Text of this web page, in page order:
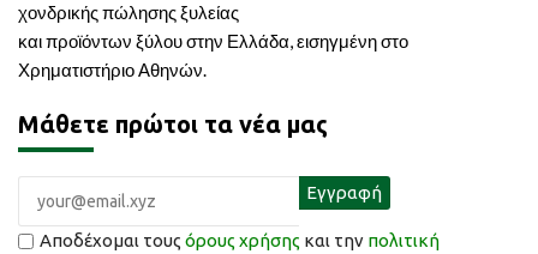
χονδρικής πώλησης ξυλείας
και προϊόντων ξύλου στην Ελλάδα, εισηγμένη στο
Χρηματιστήριο Αθηνών.
Μάθετε πρώτοι τα νέα μας
Αποδέχομαι τους όρους χρήσης και την πολιτική